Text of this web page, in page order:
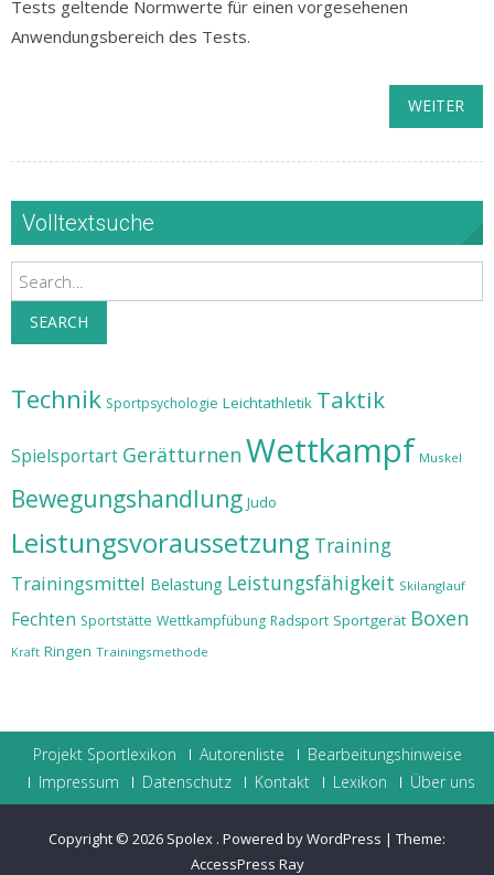
Tests geltende Normwerte für einen vorgesehenen
Anwendungsbereich des Tests.
WEITER
Volltextsuche
Search
SEARCH
Technik Sportpsychologie Leichtathletik Taktik
Spielsportart Gerätturnen Wettkampf Muskel
Bewegungshandlung Judo
Leistungsvoraussetzung Training
Trainingsmittel Belastung Leistungsfähigkeit Skilanglauf
Fechten Sportstätte Wettkampfübung Radsport Sportgerät Boxen
Kraft Ringen Trainingsmethode
Projekt Sportlexikon Autorenliste
Bearbeitungshinweise
Impressum
Datenschutz Kontakt Lexikon Über uns
Copyright © 2026 Spolex . Powered by WordPress | Theme:
AccessPress Ray